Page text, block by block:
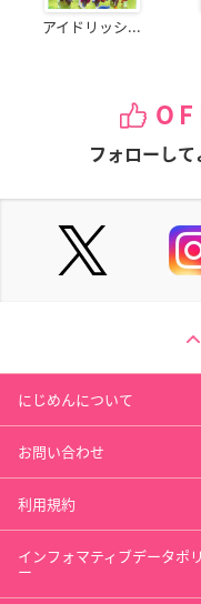
アイドリッシ...
フォローして
にじめんについて
お問い合わせ
利用規約
インフォマティブデータポ
ー